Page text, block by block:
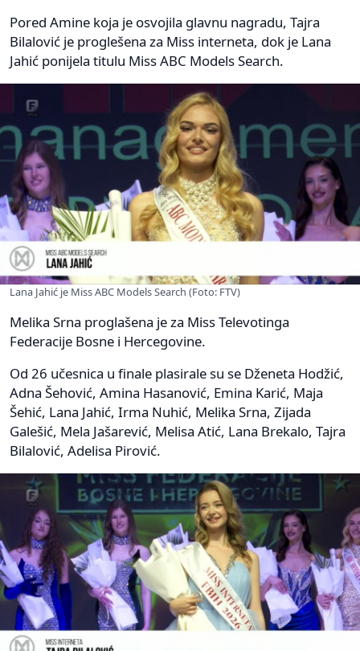
Pored Amine koja je osvojila glavnu nagradu, Tajra
Bilalović je proglešena za Miss interneta, dok je Lana
Jahić ponijela titulu Miss ABC Models Search.
Lana Jahić je Miss ABC Models Search (Foto: FTV)
Melika Srna proglašena je za Miss Televotinga
Federacije Bosne i Hercegovine.
Od 26 učesnica u finale plasirale su se Dženeta Hodžić,
Adna Šehović, Amina Hasanović, Emina Karić, Maja
Šehić, Lana Jahić, Irma Nuhić, Melika Srna, Zijada
Galešić, Mela Jašarević, Melisa Atić, Lana Brekalo, Tajra
Bilalović, Adelisa Pirović.